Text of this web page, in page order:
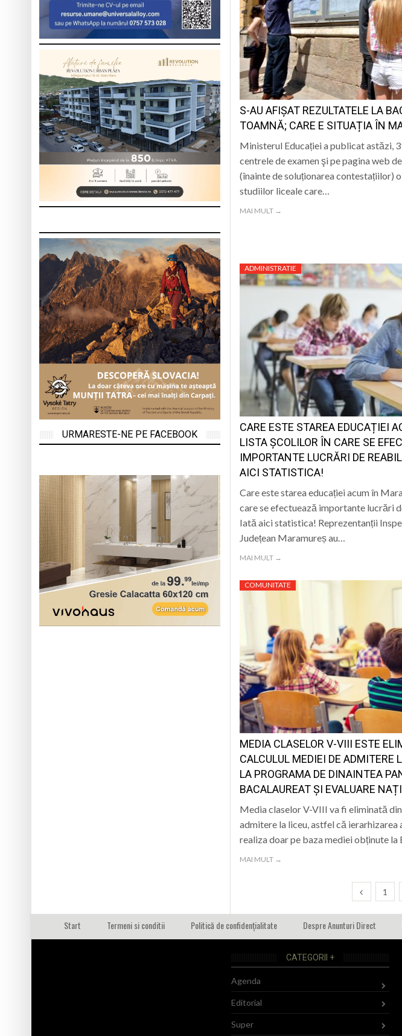
S-AU AFIȘAT REZULTATELE LA
TOAMNĂ; CARE E SITUAȚIA ÎN
Ministerul Educației a publicat astăzi,
centrele de examen şi pe pagina web
(înainte de soluționarea contestațiilor)
studiilor liceale care…
MAI MULT →
ADMINISTRATIE
CARE ESTE STAREA EDUCAȚIEI
LISTA ȘCOLILOR ÎN CARE SE
IMPORTANTE LUCRĂRI DE
AICI STATISTICA!
Care este starea educației acum în
care se efectuează importante lucrări
Iată aici statistica! Reprezentanții
Județean Maramureș au…
MAI MULT →
COMUNITATE
MEDIA CLASELOR V-VIII ESTE
CALCULUL MEDIEI DE ADMITERE
LA PROGRAMA DE DINAINTEA
BACALAUREAT ȘI EVALUARE
Media claselor V-VIII va fi eliminată
admitere la liceu, astfel că ierarhizarea
realiza doar pe baza mediei obținute la
MAI MULT →
1
URMARESTE-NE PE FACEBOOK
Start Termeni si conditii Politică de confidențialitate Despre Anunturi Direct
CATEGORII +
Agenda
Editorial
Super